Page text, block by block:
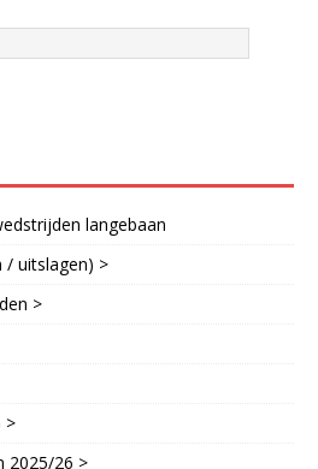
langebaan
/ uitslagen) >
>
>
2025/26 >